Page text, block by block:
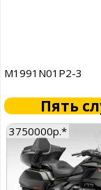
M1991N01P2-3
Пять
3750000р.*